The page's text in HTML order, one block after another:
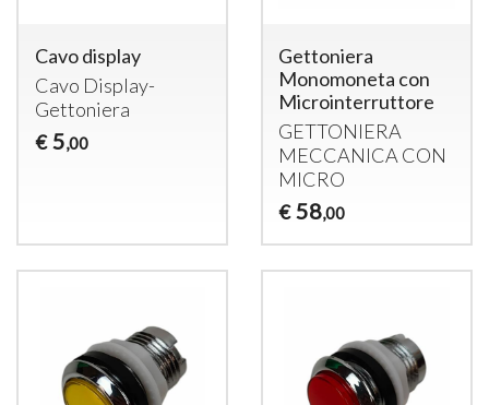
Cavo display
Cavo Display-
Gettoniera
€ 5,00
Gettoniera
Monomoneta con
Microinterruttore
GETTONIERA
MECCANICA CON
MICRO
€ 58,00